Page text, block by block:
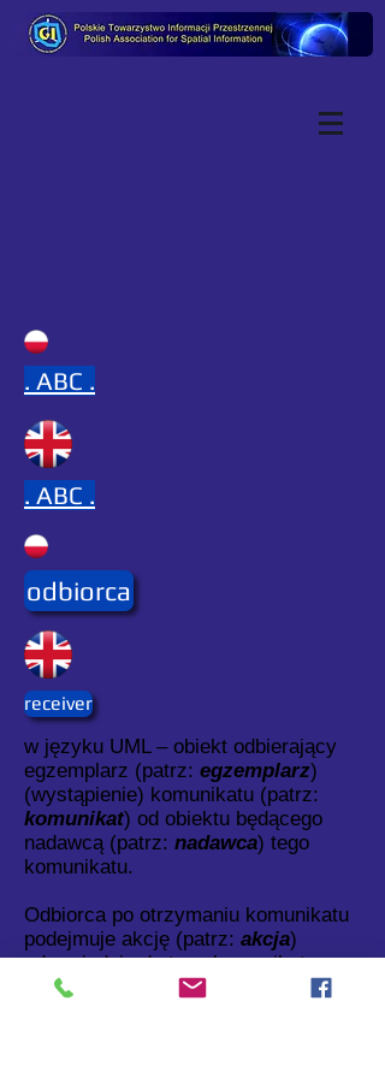
. ABC .
. ABC .
odbiorca
receiver
w języku UML – obiekt odbierający
egzemplarz (patrz: egzemplarz)
(wystąpienie) komunikatu (patrz:
komunikat) od obiektu będącego
nadawcą (patrz: nadawca) tego
komunikatu.
Odbiorca po otrzymaniu komunikatu
podejmuje akcję (patrz: akcja)
odpowiednią do tego komunikatu.